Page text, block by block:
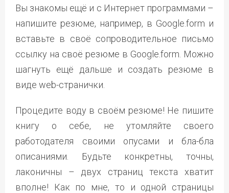
Вы знакомы ещё и с Интернет программами –
напишите резюме, например, в Google.form и
вставьте в своё сопроводительное письмо
ссылку на своё резюме в Google.form. Можно
шагнуть ещё дальше и создать резюме в
виде web-странички.
Процедите воду в своём резюме! Не пишите
книгу о себе, не утомляйте своего
работодателя своими опусами и бла-бла
описаниями. Будьте конкретны, точны,
лаконичны – двух страниц текста хватит
вполне! Как по мне, то и одной страницы